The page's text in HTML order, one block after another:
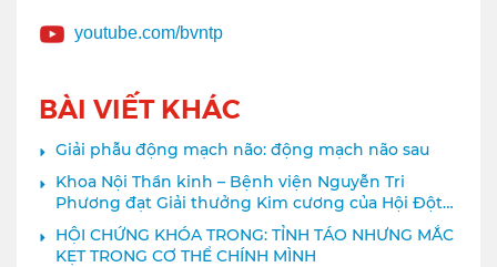
youtube.com/bvntp
BÀI VIẾT KHÁC
Giải phẫu động mạch não: động mạch não sau
Khoa Nội Thần kinh – Bệnh viện Nguyễn Tri
Phương đạt Giải thưởng Kim cương của Hội Đột
quỵ Thế giới
HỘI CHỨNG KHÓA TRONG: TỈNH TÁO NHƯNG MẮC
KẸT TRONG CƠ THỂ CHÍNH MÌNH